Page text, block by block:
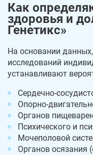
Как
здоровья и
Генетикс»
На основании
исследований
устанавливают
Сердечно-
Опорно-
Органов
Психического и
Мочеполовой
Органов осязания